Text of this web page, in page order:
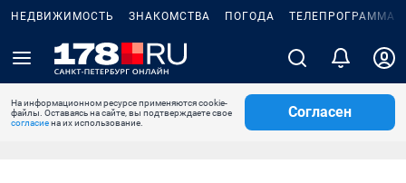
НЕДВИЖИМОСТЬ ЗНАКОМСТВА ПОГОДА ТЕЛЕПРОГРАММА
На информационном ресурсе применяются cookie-
файлы. Оставаясь на сайте, вы подтверждаете свое
согласиена их использование.
Согласен